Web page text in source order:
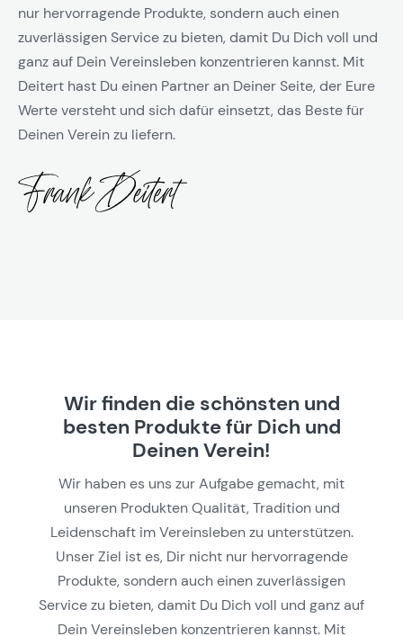
nur hervorragende Produkte, sondern auch einen
zuverlässigen Service zu bieten, damit Du Dich voll und
ganz auf Dein Vereinsleben konzentrieren kannst. Mit
Deitert hast Du einen Partner an Deiner Seite, der Eure
Werte versteht und sich dafür einsetzt, das Beste für
Deinen Verein zu liefern.
Wir finden die schönsten und
besten Produkte für Dich und
Deinen Verein!
Wir haben es uns zur Aufgabe gemacht, mit
unseren Produkten Qualität, Tradition und
Leidenschaft im Vereinsleben zu unterstützen.
Unser Ziel ist es, Dir nicht nur hervorragende
Produkte, sondern auch einen zuverlässigen
Service zu bieten, damit Du Dich voll und ganz auf
Dein Vereinsleben konzentrieren kannst. Mit